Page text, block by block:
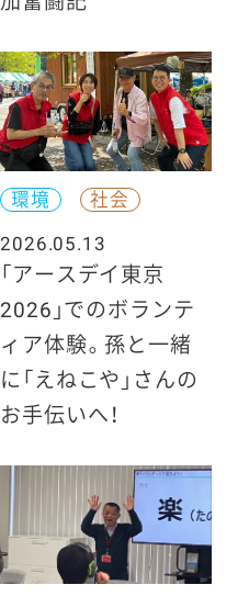
環境
社会
2026.05.13
「アースデイ東京
2026」でのボランテ
ィア体験。孫と一緒
に「えねこや」さんの
お手伝いへ！